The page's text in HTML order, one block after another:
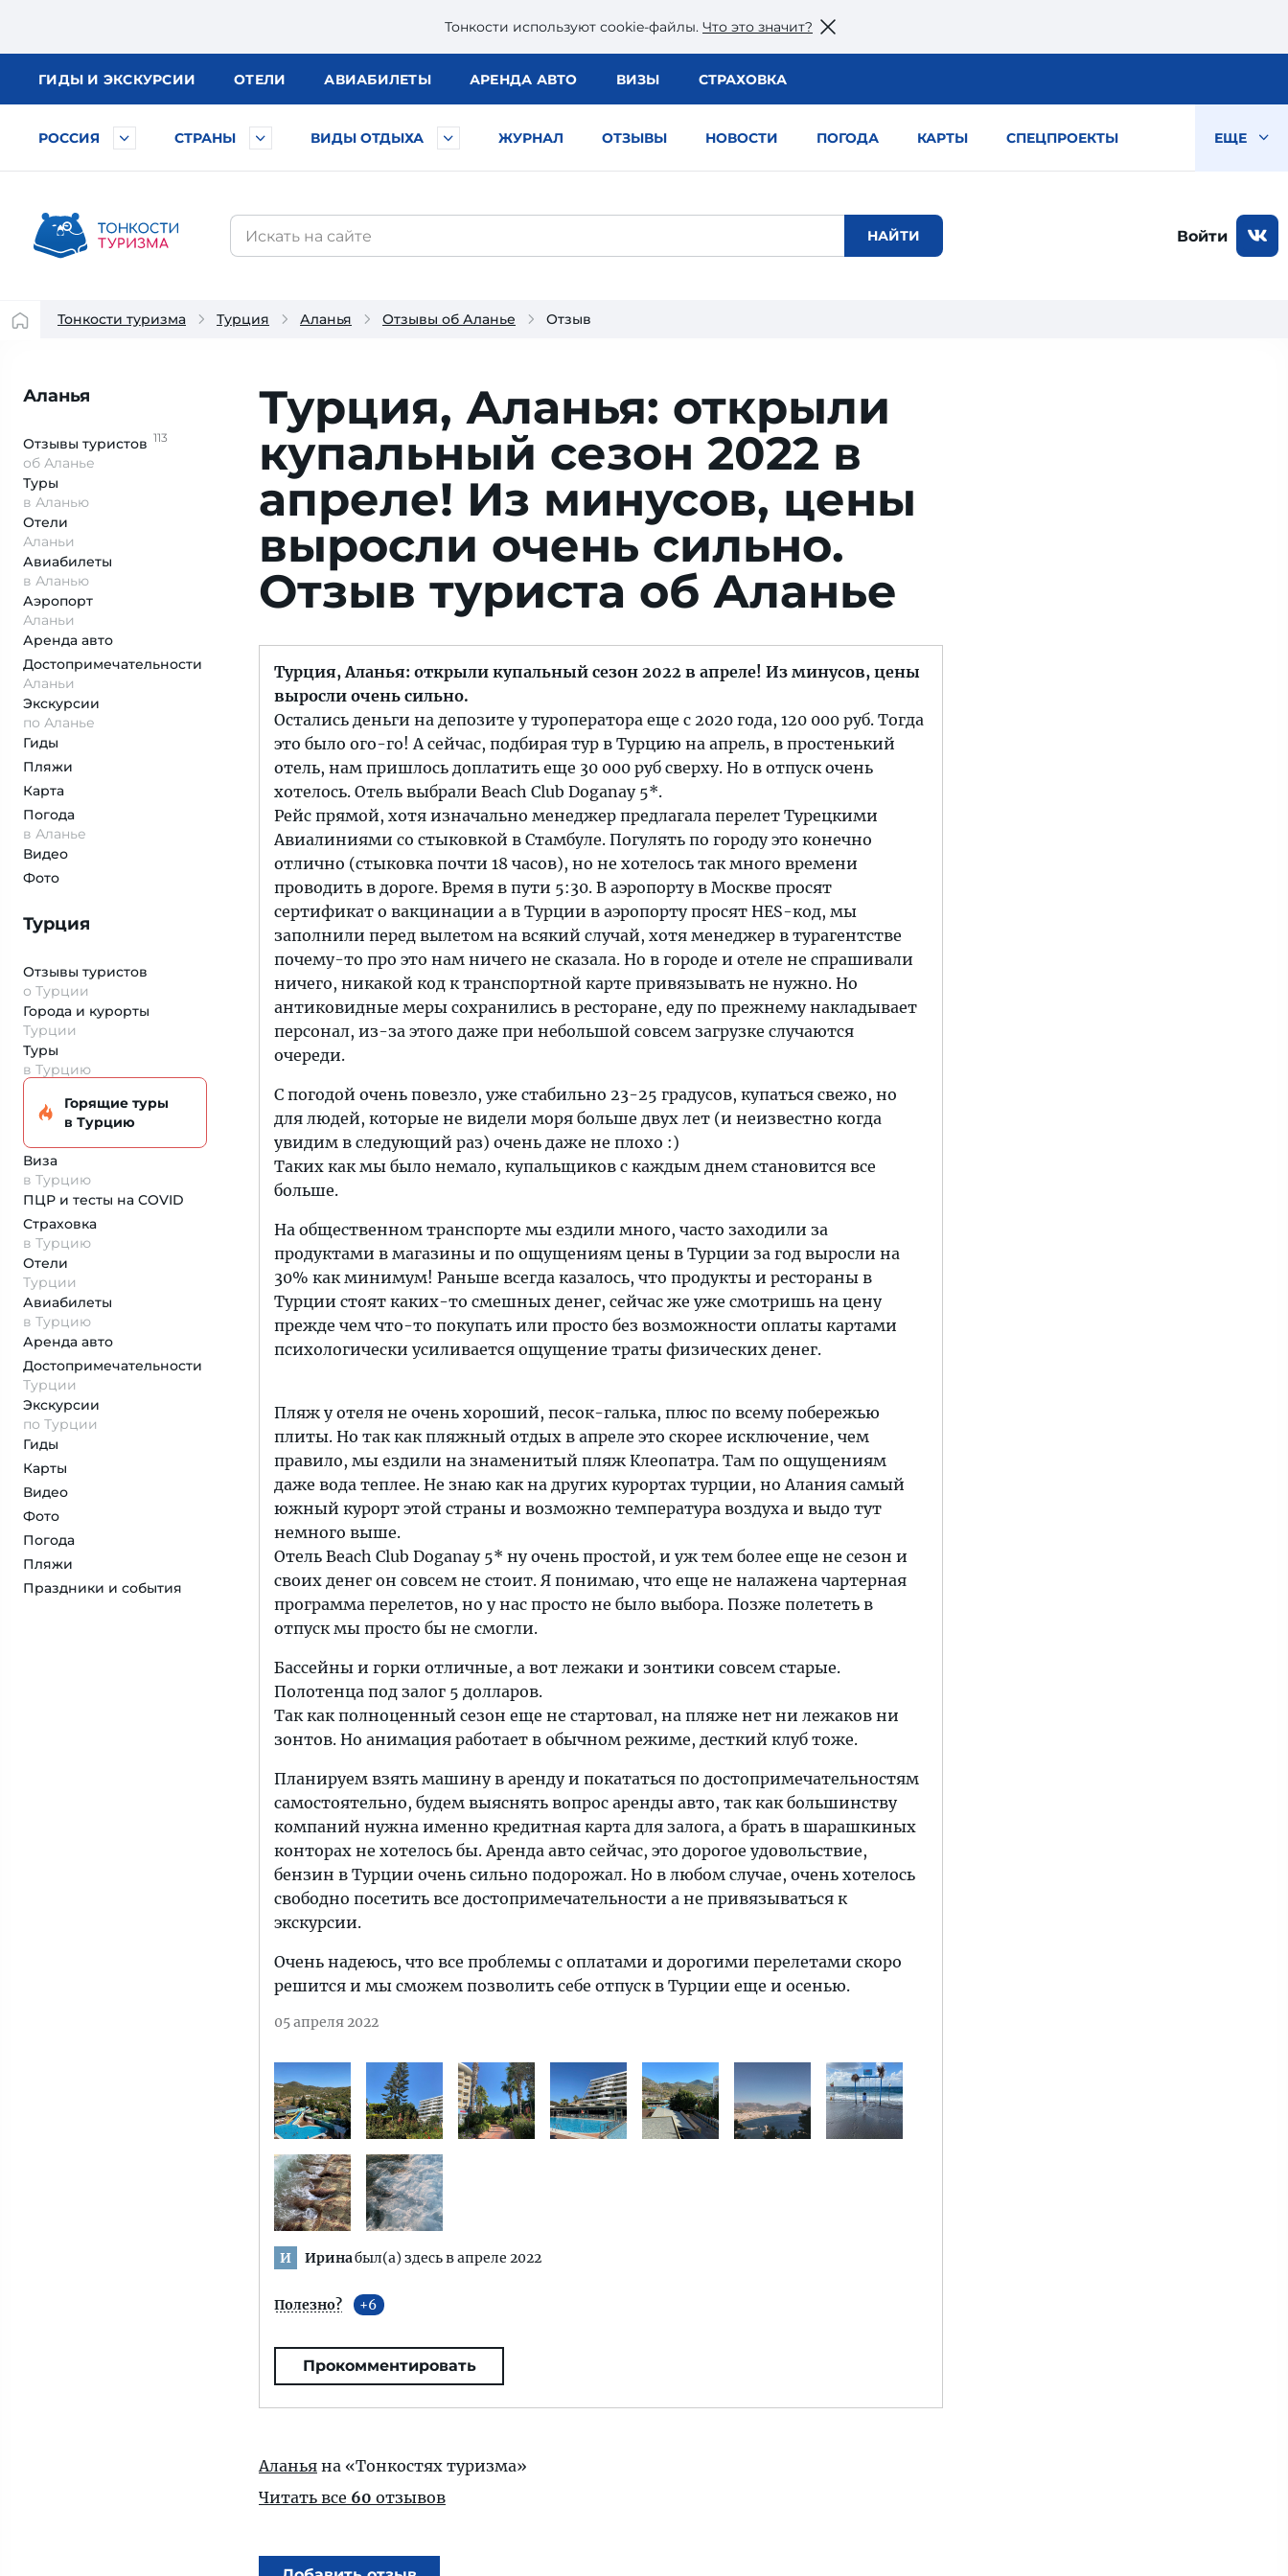
Тонкости используют сookie-файлы. Что это значит?
ГИДЫ И ЭКСКУРСИИ ОТЕЛИ АВИАБИЛЕТЫ АРЕНДА АВТО ВИЗЫ СТРАХОВКА
РОССИЯ СТРАНЫ ВИДЫ ОТДЫХА ЖУРНАЛ ОТЗЫВЫ НОВОСТИ ПОГОДА КАРТЫ СПЕЦПРОЕКТЫ ЕЩЕ
Войти
Тонкости туризма Турция Аланья Отзывы об Аланье Отзыв
Аланья
Отзывы туристов 113
об Аланье
Туры
в Аланью
Отели
Аланьи
Авиабилеты
в Аланью
Аэропорт
Аланьи
Аренда авто
Достопримеча­тельности
Аланьи
Экскурсии
по Аланье
Гиды
Пляжи
Карта
Погода
в Аланье
Видео
Фото
Турция
Отзывы туристов
о Турции
Города и курорты
Турции
Туры
в Турцию
Горящие туры
в Турцию
Виза
в Турцию
ПЦР и тесты на COVID
Страховка
в Турцию
Отели
Турции
Авиабилеты
в Турцию
Аренда авто
Достопримеча­тельности
Турции
Экскурсии
по Турции
Гиды
Карты
Видео
Фото
Погода
Пляжи
Праздники и события
Турция, Аланья: открыли
купальный сезон 2022 в
апреле! Из минусов, цены
выросли очень сильно.
Отзыв туриста об Аланье
Турция, Аланья: открыли купальный сезон 2022 в апреле! Из минусов, цены
выросли очень сильно.
Остались деньги на депозите у туроператора еще с 2020 года, 120 000 руб. Тогда
это было ого-го! А сейчас, подбирая тур в Турцию на апрель, в простенький
отель, нам пришлось доплатить еще 30 000 руб сверху. Но в отпуск очень
хотелось. Отель выбрали Beach Club Doganay 5*.
Рейс прямой, хотя изначально менеджер предлагала перелет Турецкими
Авиалиниями со стыковкой в Стамбуле. Погулять по городу это конечно
отлично (стыковка почти 18 часов), но не хотелось так много времени
проводить в дороге. Время в пути 5:30. В аэропорту в Москве просят
сертификат о вакцинации а в Турции в аэропорту просят HES-код, мы
заполнили перед вылетом на всякий случай, хотя менеджер в турагентстве
почему-то про это нам ничего не сказала. Но в городе и отеле не спрашивали
ничего, никакой код к транспортной карте привязывать не нужно. Но
антиковидные меры сохранились в ресторане, еду по прежнему накладывает
персонал, из-за этого даже при небольшой совсем загрузке случаются
очереди.
С погодой очень повезло, уже стабильно 23-25 градусов, купаться свежо, но
для людей, которые не видели моря больше двух лет (и неизвестно когда
увидим в следующий раз) очень даже не плохо :)
Таких как мы было немало, купальщиков с каждым днем становится все
больше.
На общественном транспорте мы ездили много, часто заходили за
продуктами в магазины и по ощущениям цены в Турции за год выросли на
30% как минимум! Раньше всегда казалось, что продукты и рестораны в
Турции стоят каких-то смешных денег, сейчас же уже смотришь на цену
прежде чем что-то покупать или просто без возможности оплаты картами
психологически усиливается ощущение траты физических денег.
Пляж у отеля не очень хороший, песок-галька, плюс по всему побережью
плиты. Но так как пляжный отдых в апреле это скорее исключение, чем
правило, мы ездили на знаменитый пляж Клеопатра. Там по ощущениям
даже вода теплее. Не знаю как на других курортах турции, но Алания самый
южный курорт этой страны и возможно температура воздуха и выдо тут
немного выше.
Отель Beach Club Doganay 5* ну очень простой, и уж тем более еще не сезон и
своих денег он совсем не стоит. Я понимаю, что еще не налажена чартерная
программа перелетов, но у нас просто не было выбора. Позже полететь в
отпуск мы просто бы не смогли.
Бассейны и горки отличные, а вот лежаки и зонтики совсем старые.
Полотенца под залог 5 долларов.
Так как полноценный сезон еще не стартовал, на пляже нет ни лежаков ни
зонтов. Но анимация работает в обычном режиме, десткий клуб тоже.
Планируем взять машину в аренду и покататься по достопримечательностям
самостоятельно, будем выяснять вопрос аренды авто, так как большинству
компаний нужна именно кредитная карта для залога, а брать в шарашкиных
конторах не хотелось бы. Аренда авто сейчас, это дорогое удовольствие,
бензин в Турции очень сильно подорожал. Но в любом случае, очень хотелось
свободно посетить все достопримечательности а не привязываться к
экскурсии.
Очень надеюсь, что все проблемы с оплатами и дорогими перелетами скоро
решится и мы сможем позволить себе отпуск в Турции еще и осенью.
05 апреля 2022
И Иринабыл(а) здесь в апреле 2022
Полезно? 6
Прокомментировать
Аланья на «Тонкостях туризма»
Читать все 60 отзывов